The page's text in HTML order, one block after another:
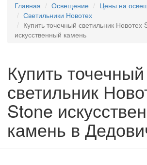
Главная Освещение
Цены на
Светильники Новотех
Купить точечный светильник Новотех
искусственный камень
Купить точечный
светильник
Stone
камень в